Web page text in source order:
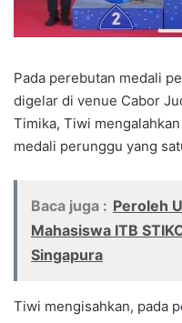
Pada perebutan medali
digelar di venue Cabor
Timika, Tiwi
medali perunggu yang
Baca juga : Peroleh
Mahasiswa ITB
Singapura
Tiwi mengisahkan, pada